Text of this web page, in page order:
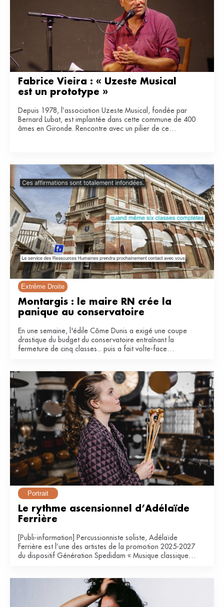
Fabrice Vieira : « Uzeste Musical
est un prototype »
Depuis 1978, l’association Uzeste Musical, fondée par
Bernard Lubat, est implantée dans cette commune de 400
âmes en Gironde. Rencontre avec un pilier de ce
Extrême Droite
Montargis : le maire RN crée la
En une semaine, l'édile Côme Dunis a exigé une coupe
drastique du budget du conservatoire entraînant la
fermeture de cinq classes... puis a fait volte-face
Portrait
Le rythme ascensionnel d’Adélaïde
Ferrière
[Publi-information] Percussionniste soliste, Adélaïde
Ferrière est l’une des artistes de la promotion 2025-2027
du dispositif Génération Spedidam « Musique classique &